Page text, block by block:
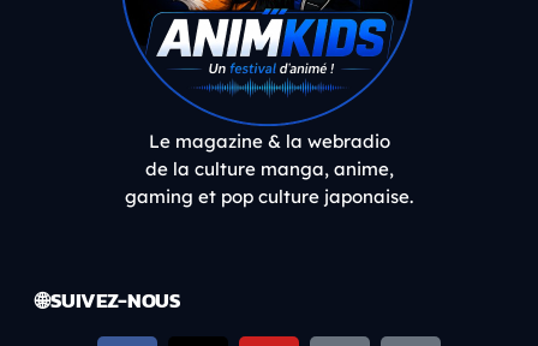
Le magazine & la webradio
de la culture manga, anime,
gaming et pop culture japonaise.
🌐 SUIVEZ-NOUS